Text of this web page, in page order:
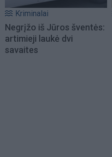
Kriminalai
Negrįžo iš Jūros šventės:
artimieji laukė dvi
savaites